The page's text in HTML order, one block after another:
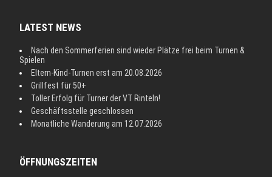
LATEST NEWS
Nach den Sommerferien sind wieder Plätze frei beim Turnen &
Spielen
Eltern-Kind-Turnen erst am 20.08.2026
Grillfest für 50+
Toller Erfolg für Turner der VT Rinteln!
Geschäftsstelle geschlossen
Monatliche Wanderung am 12.07.2026
ÖFFNUNGSZEITEN